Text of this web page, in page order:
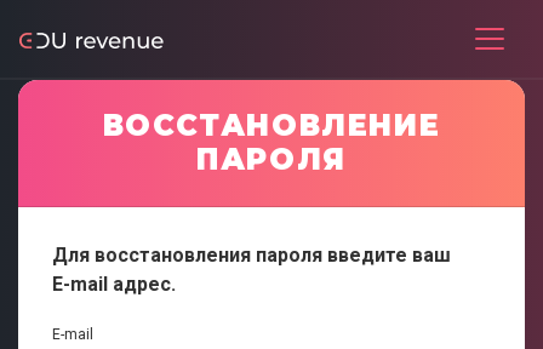
ВОССТАНОВЛЕНИЕ
ПАРОЛЯ
Для восстановления пароля введите ваш
E-mail адрес.
E-mail